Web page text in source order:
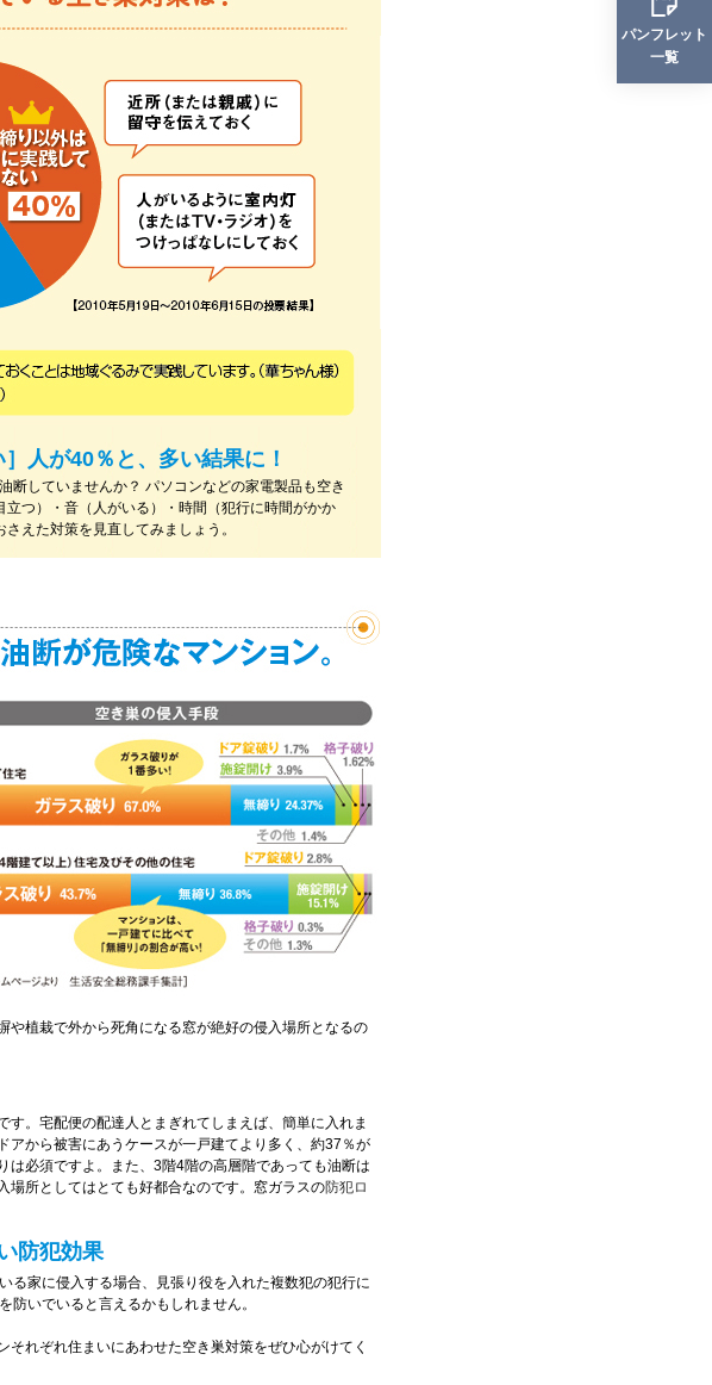
人が40％と、多い結果に！
していませんか？ パソコンなどの家電製品も空き
つ）・音（人がいる）・時間（犯行に時間がかか
えた対策を見直してみましょう。
植栽で外から死角になる窓が絶好の侵入場所となるの
す。宅配便の配達人とまぎれてしまえば、簡単に入れま
から被害にあうケースが一戸建てより多く、約37％が
必須ですよ。また、3階4階の高層階であっても油断は
場所としてはとても好都合なのです。窓ガラスの防犯ロ
防犯効果
る家に侵入する場合、見張り役を入れた複数犯の犯行に
いでいると言えるかもしれません。
れぞれ住まいにあわせた空き巣対策をぜひ心がけてく
パンフレット
一覧